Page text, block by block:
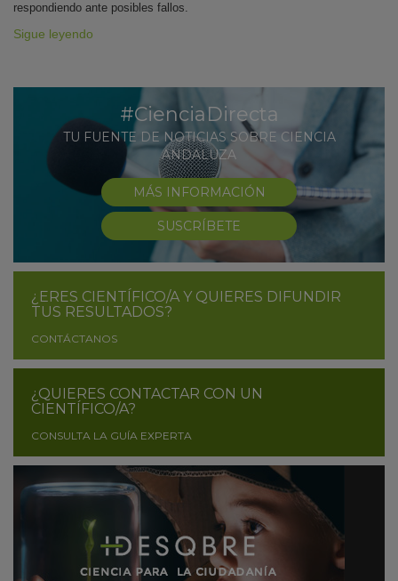
respondiendo ante posibles fallos.
Sigue leyendo
#CienciaDirecta
TU FUENTE DE NOTICIAS SOBRE CIENCIA
ANDALUZA
MÁS INFORMACIÓN
SUSCRÍBETE
¿ERES CIENTÍFICO/A Y QUIERES DIFUNDIR
TUS RESULTADOS?
CONTÁCTANOS
¿QUIERES CONTACTAR CON UN
CIENTÍFICO/A?
CONSULTA LA GUÍA EXPERTA